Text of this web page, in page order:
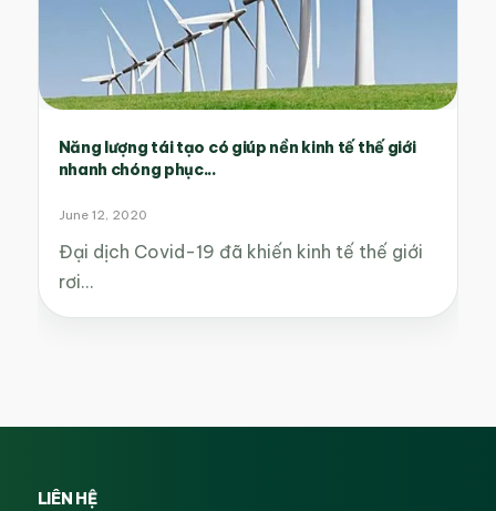
Năng lượng tái tạo có giúp nền kinh tế thế giới
nhanh chóng phục...
June 12, 2020
Đại dịch Covid-19 đã khiến kinh tế thế giới
rơi…
LIÊN HỆ